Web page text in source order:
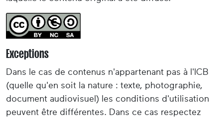
Exceptions
Dans le cas de contenus n'appartenant pas à l'ICB
(quelle qu'en soit la nature : texte, photographie,
document audiovisuel) les conditions d'utilisation
peuvent être différentes. Dans ce cas respectez